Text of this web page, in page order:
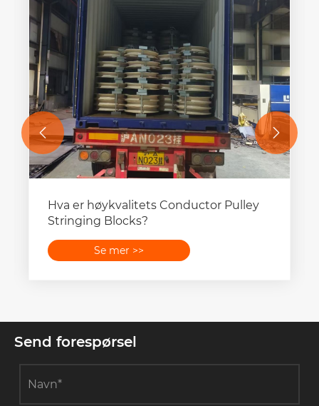
Ningbo Lingkai Electric Power
Equipment Co., Ltd. sender
Se mer >>
 
Send forespørsel